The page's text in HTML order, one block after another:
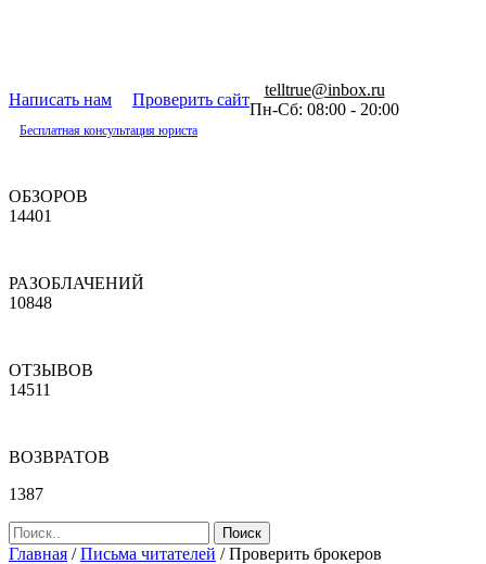
Написать нам Проверить сайт
telltrue@inbox.ru
Пн-Сб: 08:00 - 20:00
Бесплатная консультация юриста
ОБЗОРОВ
14401
РАЗОБЛАЧЕНИЙ
10848
ОТЗЫВОВ
14511
ВОЗВРАТОВ
1387
Главная /Письма читателей /Проверить брокеров